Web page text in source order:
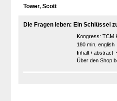
Tower, Scott
Die Fragen leben: Ein Schlüssel
Kongress: TCM
180 min, english
Inhalt / abstract
Über den Shop